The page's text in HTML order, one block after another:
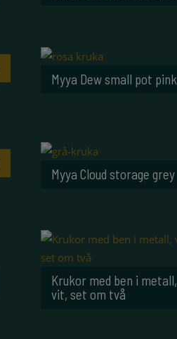
Myya Dew small pot pink
Myya Cloud storage grey
Krukor med ben i metall,
vit, set om två